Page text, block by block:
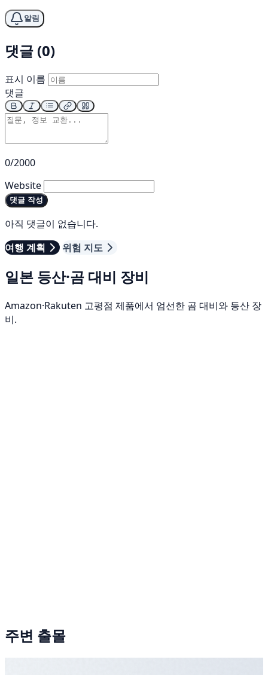
알림
댓글 (0)
표시 이름
댓글
0/2000
Website
댓글 작성
아직 댓글이 없습니다.
여행 계획
위험 지도
일본 등산·곰 대비 장비
Amazon·Rakuten 고평점 제품에서 엄선한 곰 대비와 등산 장
비.
주변 출몰